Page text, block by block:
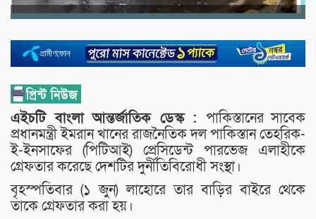
এইচটি বাংলা আন্তর্জাতিক ডেস্ক : পাকিস্তানের সাবেক
প্রধানমন্ত্রী ইমরান খানের রাজনৈতিক দল পাকিস্তান তেহরিক-
ই-ইনসাফের (পিটিআই) প্রেসিডেন্ট পারভেজ এলাহীকে
গ্রেফতার করেছে দেশটির দুর্নীতিবিরোধী সংস্থা।
বৃহস্পতিবার (১ জুন) লাহোরে তার বাড়ির বাইরে থেকে
তাকে গ্রেফতার করা হয়।